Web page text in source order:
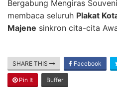
Bergabung Mengiras
membaca seluruh Plakat
Majene sinkron cita-cita
SHARE THIS Facebook
Pin It Buffer